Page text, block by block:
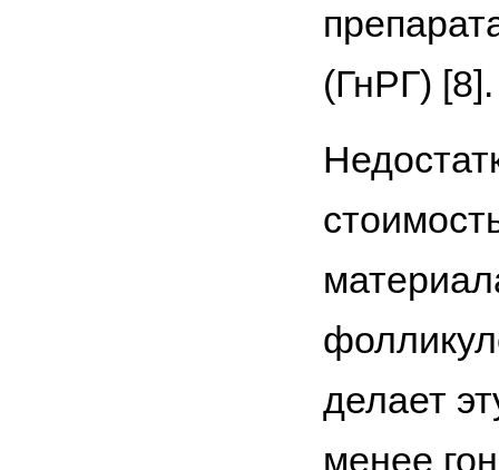
(ГнРГ) [8].
делает
менее